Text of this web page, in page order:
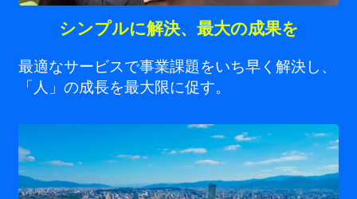
シンプルに解決、最大の成果を
最適なサービスで事業課題をいち早く解決し、
「人」の成長を最大限に促す。